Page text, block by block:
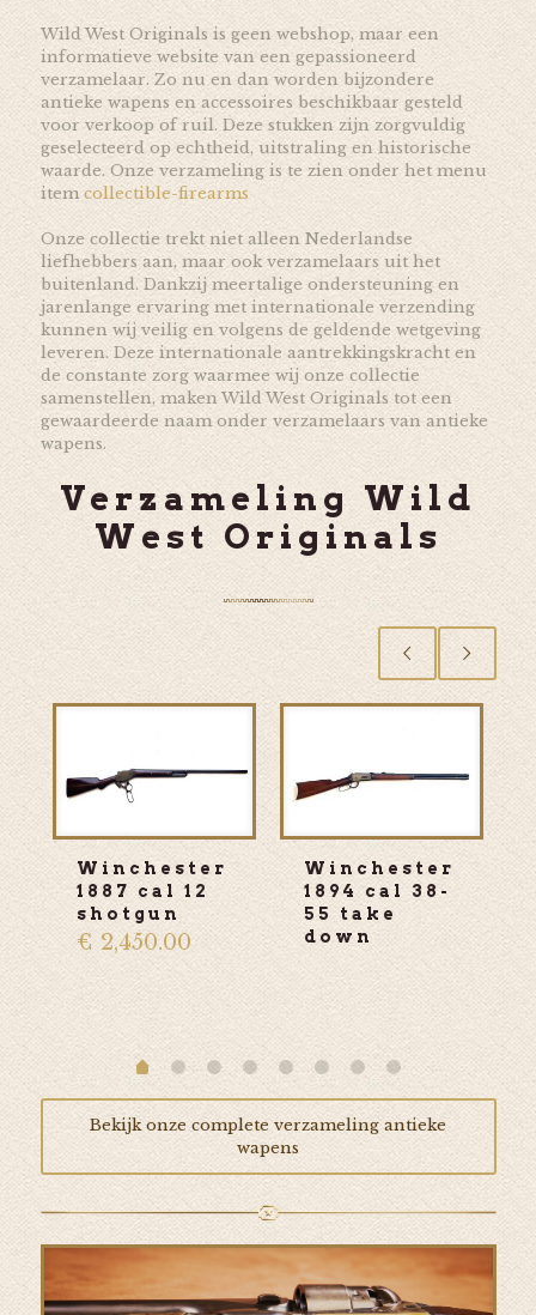
Wild West Originals is geen webshop, maar een
informatieve website van een gepassioneerd
verzamelaar. Zo nu en dan worden bijzondere
antieke wapens en accessoires beschikbaar gesteld
voor verkoop of ruil. Deze stukken zijn zorgvuldig
geselecteerd op echtheid, uitstraling en historische
waarde. Onze verzameling is te zien onder het menu
item collectible-firearms
Onze collectie trekt niet alleen Nederlandse
liefhebbers aan, maar ook verzamelaars uit het
buitenland. Dankzij meertalige ondersteuning en
jarenlange ervaring met internationale verzending
kunnen wij veilig en volgens de geldende wetgeving
leveren. Deze internationale aantrekkingskracht en
de constante zorg waarmee wij onze collectie
samenstellen, maken Wild West Originals tot een
gewaardeerde naam onder verzamelaars van antieke
wapens.
Verzameling Wild
West Originals
Winchester
1887 cal 12
shotgun
€ 2,450.00
Winchester
1894 cal 38-
55 take
down
Bekijk onze complete verzameling antieke
wapens